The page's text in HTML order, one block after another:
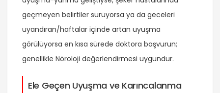
geçmeyen belirtiler sürüyorsa ya da geceleri
uyandıran/haftalar içinde artan uyuşma
görülüyorsa en kısa sürede doktora başvurun;
genellikle Nöroloji değerlendirmesi uygundur.
Ele Geçen Uyuşma ve Karıncalanma